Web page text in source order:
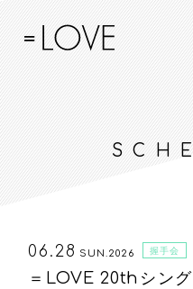
06.28 SUN.2026 握手会
＝LOVE 20thシン